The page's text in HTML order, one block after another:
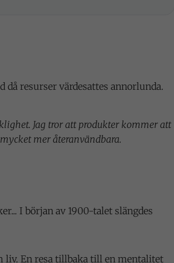
resurser värdesattes annorlunda.
Jag tror att produkter kommer att
mer återanvändbara.
I början av 1900-talet slängdes
liv. En resa tillbaka till en mentalitet